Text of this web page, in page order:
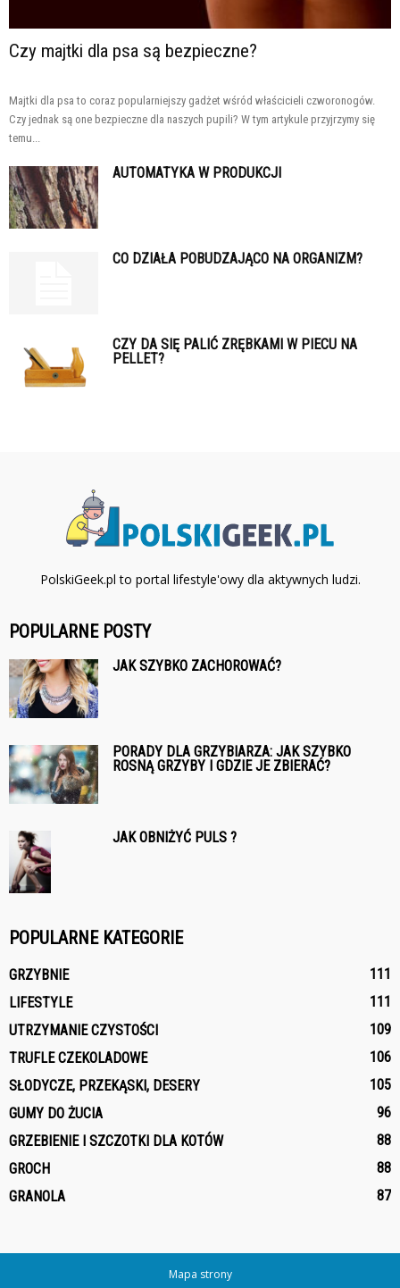
Czy majtki dla psa są bezpieczne?
Majtki dla psa to coraz popularniejszy gadżet wśród właścicieli czworonogów.
Czy jednak są one bezpieczne dla naszych pupili? W tym artykule przyjrzymy się
temu...
AUTOMATYKA W PRODUKCJI
CO DZIAŁA POBUDZAJĄCO NA ORGANIZM?
CZY DA SIĘ PALIĆ ZRĘBKAMI W PIECU NA
PELLET?
PolskiGeek.pl to portal lifestyle'owy dla aktywnych ludzi.
POPULARNE POSTY
JAK SZYBKO ZACHOROWAĆ?
PORADY DLA GRZYBIARZA: JAK SZYBKO
ROSNĄ GRZYBY I GDZIE JE ZBIERAĆ?
JAK OBNIŻYĆ PULS ?
POPULARNE KATEGORIE
GRZYBNIE
111
LIFESTYLE
111
UTRZYMANIE CZYSTOŚCI
109
TRUFLE CZEKOLADOWE
106
SŁODYCZE, PRZEKĄSKI, DESERY
105
GUMY DO ŻUCIA
96
GRZEBIENIE I SZCZOTKI DLA KOTÓW
88
GROCH
88
GRANOLA
87
Mapa strony